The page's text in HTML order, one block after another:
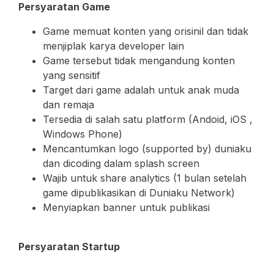
Persyaratan Game
Game memuat konten yang orisinil dan tidak
menjiplak karya developer lain
Game tersebut tidak mengandung konten
yang sensitif
Target dari game adalah untuk anak muda
dan remaja
Tersedia di salah satu platform (Andoid, iOS ,
Windows Phone)
Mencantumkan logo (supported by) duniaku
dan dicoding dalam splash screen
Wajib untuk share analytics (1 bulan setelah
game dipublikasikan di Duniaku Network)
Menyiapkan banner untuk publikasi
Persyaratan Startup